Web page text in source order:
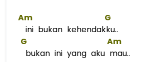
Am
G
ini bukan kehendakku..
G
Am
bukan ini yang aku mau..